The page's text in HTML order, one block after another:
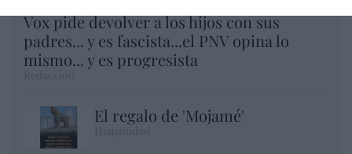
Vox pide devolver a los hijos con sus
padres... y es fascista...el PNV opina lo
mismo... y es progresista
El regalo de 'Mojamé'